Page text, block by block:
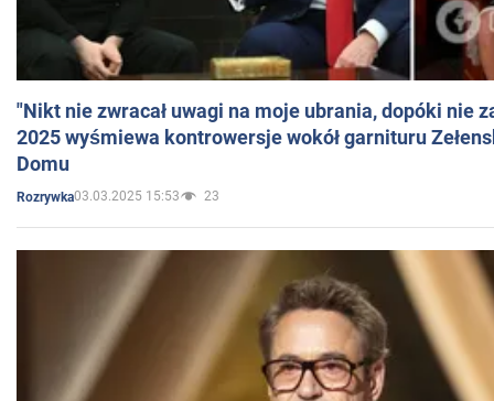
"Nikt nie zwracał uwagi na moje ubrania, dopóki nie
2025 wyśmiewa kontrowersje wokół garnituru
Domu
Rozrywka03.03.2025 15:53 23